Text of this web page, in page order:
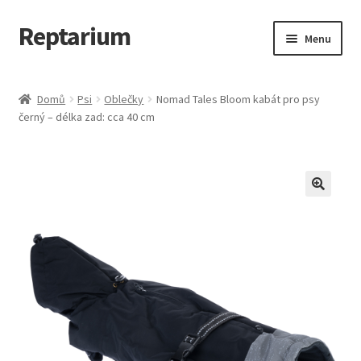
Přeskočit
na
Přejít
k
webu
Reptarium Menu
Košík
Obchod
Pokladna
Vše pro kočky
Domů Psi Oblečky
Nomad Tales Bloom kabát pro psy
černý – délka zad: cca 40 cm